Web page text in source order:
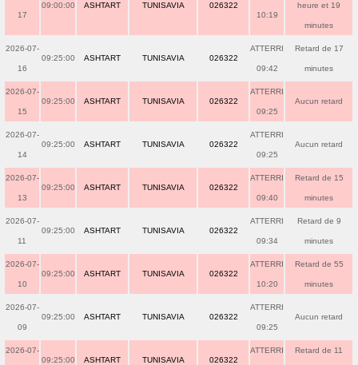
17
09:00:00 ASHTART TUNISAVIA 026322
10:19
heure et 19
minutes
2026-07-
16
09:25:00 ASHTART TUNISAVIA 026322
ATTERRI
09:42
Retard de 17
minutes
2026-07-
15
09:25:00 ASHTART TUNISAVIA 026322
ATTERRI
09:25
Aucun retard
2026-07-
14
09:25:00 ASHTART TUNISAVIA 026322
ATTERRI
09:25
Aucun retard
2026-07-
13
09:25:00 ASHTART TUNISAVIA 026322
ATTERRI
09:40
Retard de 15
minutes
2026-07-
11
09:25:00 ASHTART TUNISAVIA 026322
ATTERRI
09:34
Retard de 9
minutes
2026-07-
10
09:25:00 ASHTART TUNISAVIA 026322
ATTERRI
10:20
Retard de 55
minutes
2026-07-
09
09:25:00 ASHTART TUNISAVIA 026322
ATTERRI
09:25
Aucun retard
2026-07-
09:25:00 ASHTART TUNISAVIA 026322
ATTERRI Retard de 11